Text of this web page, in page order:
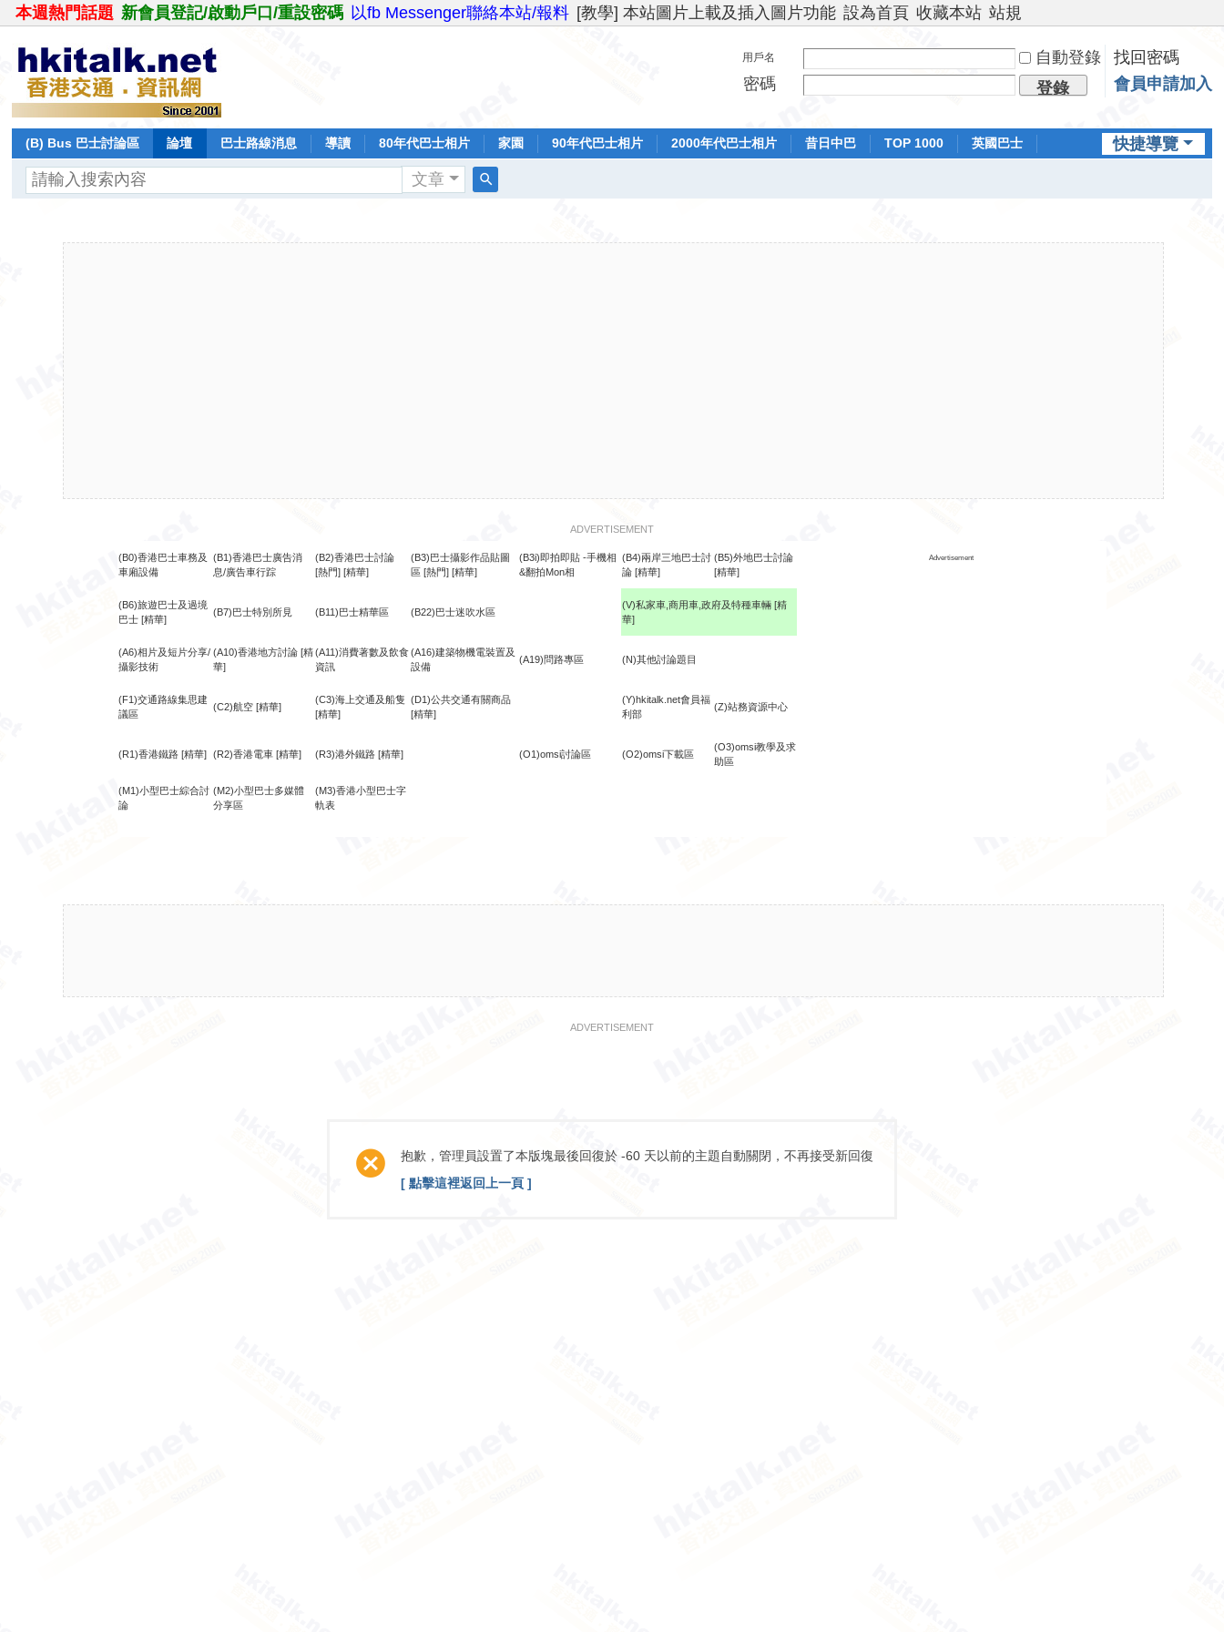
本週熱門話題 新會員登記/啟動戶口/重設密碼 以fb Messenger聯絡本站/報料 [教學] 本站圖片上載及插入圖片功能 設為首頁 收藏本站 站規
用戶名 自動登錄
找回密碼
密碼
登錄 會員申請加入
快捷導覽
(B) Bus 巴士討論區 論壇 巴士路線消息 導讀 80年代巴士相片 家園 90年代巴士相片 2000年代巴士相片 昔日中巴 TOP 1000
英國巴士
文章
ADVERTISEMENT
(B0)香港巴士車務及
車廂設備
(B1)香港巴士廣告消
息/廣告車行踪
(B2)香港巴士討論
[熱門] [精華]
(B3)巴士攝影作品貼圖
區 [熱門] [精華]
(B3i)即拍即貼 -手機相
&翻拍Mon相
(B4)兩岸三地巴士討
論 [精華]
(B5)外地巴士討論
[精華]
Advertisement
(B6)旅遊巴士及過境
巴士 [精華]
(B7)巴士特別所見 (B11)巴士精華區 (B22)巴士迷吹水區
(V)私家車,商用車,政府及特種車輛 [精
華]
(A6)相片及短片分享/
攝影技術
(A10)香港地方討論 [精
華]
(A11)消費著數及飲食
資訊
(A16)建築物機電裝置及
設備
(A19)問路專區 (N)其他討論題目
(F1)交通路線集思建
議區
(C2)航空 [精華]
(C3)海上交通及船隻
[精華]
(D1)公共交通有關商品
[精華]
(Y)hkitalk.net會員福
利部
(Z)站務資源中心
(R1)香港鐵路 [精華] (R2)香港電車 [精華] (R3)港外鐵路 [精華] (O1)omsi討論區 (O2)omsi下載區
(O3)omsi教學及求
助區
(M1)小型巴士綜合討
論
(M2)小型巴士多媒體
分享區
(M3)香港小型巴士字
軌表
ADVERTISEMENT
抱歉，管理員設置了本版塊最後回復於 -60 天以前的主題自動關閉，不再接受新回復
[ 點擊這裡返回上一頁 ]